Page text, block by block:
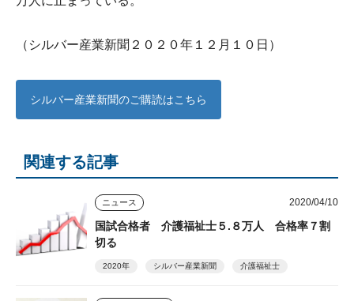
（シルバー産業新聞２０２０年１２月１０日）
シルバー産業新聞のご購読はこちら
関連する記事
ニュース 2020/04/10
国試合格者 介護福祉士５.８万人 合格率７割
切る
2020年 シルバー産業新聞 介護福祉士